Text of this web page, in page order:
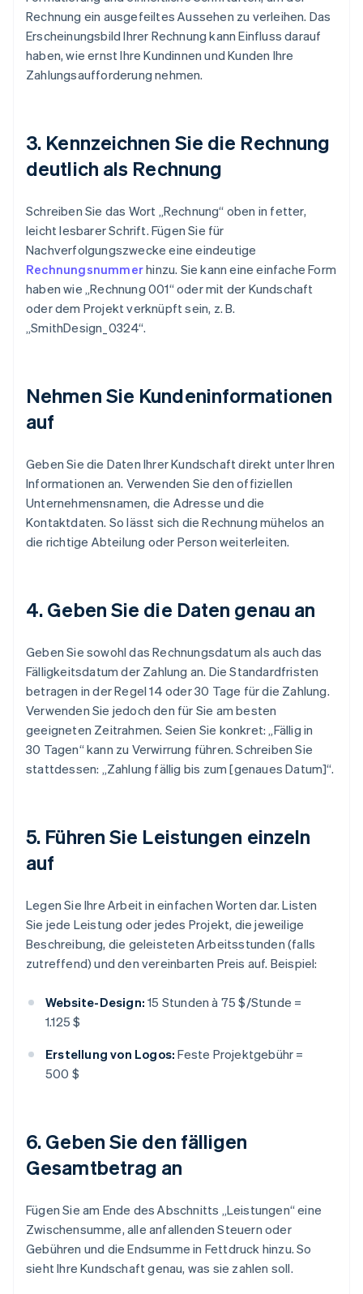
Rechnung ein ausgefeiltes Aussehen zu verleihen. Das
Erscheinungsbild Ihrer Rechnung kann Einfluss darauf
haben, wie ernst Ihre Kundinnen und Kunden Ihre
Zahlungsaufforderung nehmen.
3. Kennzeichnen Sie die Rechnung
deutlich als Rechnung
Schreiben Sie das Wort „Rechnung“ oben in fetter,
leicht lesbarer Schrift. Fügen Sie für
Nachverfolgungszwecke eine eindeutige
Rechnungsnummerhinzu. Sie kann eine einfache Form
haben wie „Rechnung 001“ oder mit der Kundschaft
oder dem Projekt verknüpft sein, z. B.
„SmithDesign_0324“.
Nehmen Sie Kundeninformationen
auf
Geben Sie die Daten Ihrer Kundschaft direkt unter Ihren
Informationen an. Verwenden Sie den offiziellen
Unternehmensnamen, die Adresse und die
Kontaktdaten. So lässt sich die Rechnung mühelos an
die richtige Abteilung oder Person weiterleiten.
4. Geben Sie die Daten genau an
Geben Sie sowohl das Rechnungsdatum als auch das
Fälligkeitsdatum der Zahlung an. Die Standardfristen
betragen in der Regel 14 oder 30 Tage für die Zahlung.
Verwenden Sie jedoch den für Sie am besten
geeigneten Zeitrahmen. Seien Sie konkret: „Fällig in
30 Tagen“ kann zu Verwirrung führen. Schreiben Sie
stattdessen: „Zahlung fällig bis zum [genaues Datum]“.
5. Führen Sie Leistungen einzeln
auf
Legen Sie Ihre Arbeit in einfachen Worten dar. Listen
Sie jede Leistung oder jedes Projekt, die jeweilige
Beschreibung, die geleisteten Arbeitsstunden (falls
zutreffend) und den vereinbarten Preis auf. Beispiel:
Website-Design: 15 Stunden à 75 $/Stunde =
1.125 $
Erstellung von Logos: Feste Projektgebühr =
500 $
6. Geben Sie den fälligen
Gesamtbetrag an
Fügen Sie am Ende des Abschnitts „Leistungen“ eine
Zwischensumme, alle anfallenden Steuern oder
Gebühren und die Endsumme in Fettdruck hinzu. So
sieht Ihre Kundschaft genau, was sie zahlen soll.